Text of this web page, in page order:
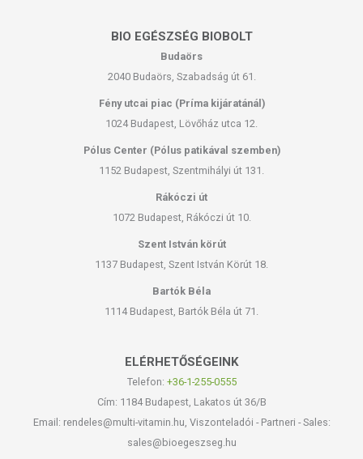
BIO EGÉSZSÉG BIOBOLT
Budaörs
2040 Budaörs, Szabadság út 61.
Fény utcai piac (Príma kijáratánál)
1024 Budapest, Lövőház utca 12.
Pólus Center (Pólus patikával szemben)
1152 Budapest, Szentmihályi út 131.
Rákóczi út
1072 Budapest, Rákóczi út 10.
Szent István körút
1137 Budapest, Szent István Körút 18.
Bartók Béla
1114 Budapest, Bartók Béla út 71.
ELÉRHETŐSÉGEINK
Telefon: +36-1-255-0555
Cím: 1184 Budapest, Lakatos út 36/B
Email: rendeles@multi-vitamin.hu, Viszonteladói - Partneri - Sales:
sales@bioegeszseg.hu